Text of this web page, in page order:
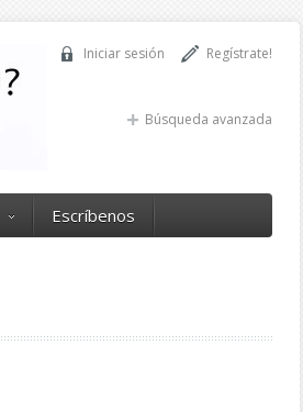
Regístrate!
Iniciar sesión
Búsqueda avanzada
Escríbenos